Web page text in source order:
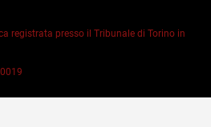
registrata presso il Tribunale di Torino in